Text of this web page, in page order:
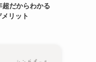
超だからわかる
リット